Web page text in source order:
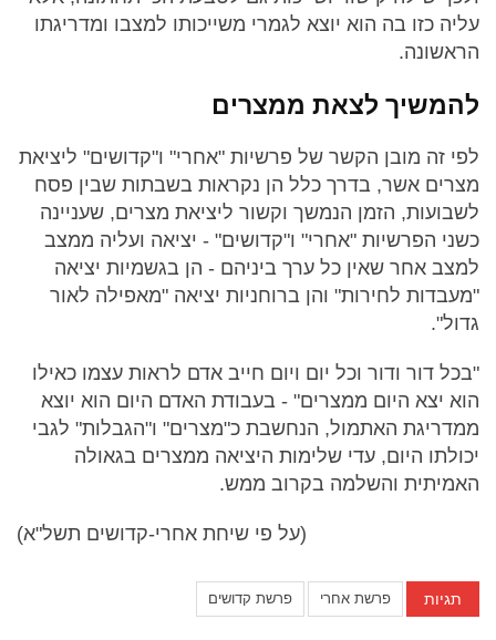
עליה כזו בה הוא יוצא לגמרי משייכותו למצבו ומדריגתו
הראשונה.
להמשיך לצאת ממצרים
לפי זה מובן הקשר של פרשיות "אחרי" ו"קדושים" ליציאת
מצרים אשר, בדרך כלל הן נקראות בשבתות שבין פסח
לשבועות, הזמן הנמשך וקשור ליציאת מצרים, שעניינה
כשני הפרשיות "אחרי" ו"קדושים" - יציאה ועליה ממצב
למצב אחר שאין כל ערך ביניהם - הן בגשמיות יציאה
"מעבדות לחירות" והן ברוחניות יציאה "מאפילה לאור
גדול".
"בכל דור ודור וכל יום ויום חייב אדם לראות עצמו כאילו
הוא יצא היום ממצרים" - בעבודת האדם היום הוא יוצא
ממדריגת האתמול, הנחשבת כ"מצרים" ו"הגבלות" לגבי
יכולתו היום, עדי שלימות היציאה ממצרים בגאולה
האמיתית והשלמה בקרוב ממש.
(על פי שיחת אחרי-קדושים תשל"א)
תגיות פרשת אחרי פרשת קדושים